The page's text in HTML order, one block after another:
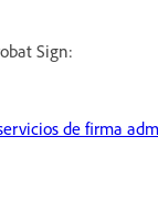
Sign:
de firma